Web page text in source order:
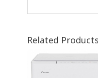
Related Products